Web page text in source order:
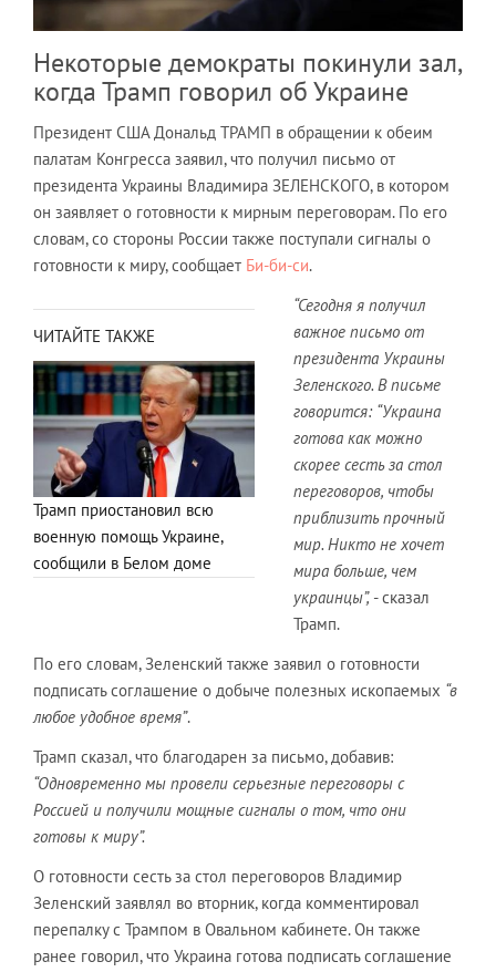
Некоторые демократы покинули зал,
когда Трамп говорил об Украине
Президент США Дональд ТРАМП в обращении к обеим
палатам Конгресса заявил, что получил письмо от
президента Украины Владимира ЗЕЛЕНСКОГО, в котором
он заявляет о готовности к мирным переговорам. По его
словам, со стороны России также поступали сигналы о
готовности к миру, сообщает Би-би-си.
ЧИТАЙТЕ ТАКЖЕ
Трамп приостановил всю
военную помощь Украине,
сообщили в Белом доме
“Сегодня я получил
важное письмо от
президента Украины
Зеленского. В письме
говорится: “Украина
готова как можно
скорее сесть за стол
переговоров, чтобы
приблизить прочный
мир. Никто не хочет
мира больше, чем
украинцы”, - сказал
Трамп.
По его словам, Зеленский также заявил о готовности
подписать соглашение о добыче полезных ископаемых “в
любое удобное время”.
Трамп сказал, что благодарен за письмо, добавив:
“Одновременно мы провели серьезные переговоры с
Россией и получили мощные сигналы о том, что они
готовы к миру”.
О готовности сесть за стол переговоров Владимир
Зеленский заявлял во вторник, когда комментировал
перепалку с Трампом в Овальном кабинете. Он также
ранее говорил, что Украина готова подписать соглашение